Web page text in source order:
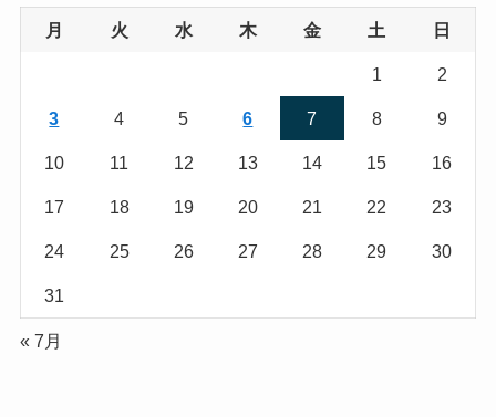
月 火 水 木 金 土 日
1 2
3 4 5 6 7 8 9
10 11 12 13 14 15 16
17 18 19 20 21 22 23
24 25 26 27 28 29 30
31
« 7月